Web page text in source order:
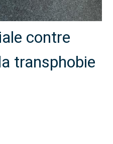
contre
transphobie